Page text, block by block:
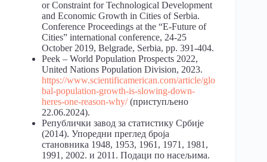
or Constraint for Technological Development
and Economic Growth in Cities of Serbia.
Conference Proceedings at the “E-Future of
Cities” international conference, 24-25
October 2019, Belgrade, Serbia, pp. 391-404.
Peek – World Population Prospects 2022,
United Nations Population Division, 2023.
https://www.scientificamerican.com/article/glo
bal-population-growth-is-slowing-down-
heres-one-reason-why/(приступљено
22.06.2024).
Републички завод за статистику Србије
(2014). Упоредни преглед броја
становника 1948, 1953, 1961, 1971, 1981,
1991, 2002. и 2011. Подаци по насељима.